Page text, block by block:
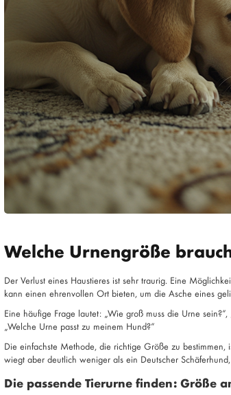
Welche Urnengröße
Der Verlust eines Haustieres ist sehr traurig. Eine
kann einen ehrenvollen Ort bieten, um die Asche eines
Eine häufige Frage lautet: „Wie groß muss die Urne
„Welche Urne passt zu meinem Hund?“
Die einfachste Methode, die richtige Größe zu
wiegt aber deutlich weniger als ein Deutscher
Die passende Tierurne finden: Größe